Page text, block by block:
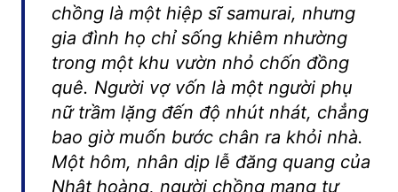
chồng là một hiệp sĩ samurai, nhưng
gia đình họ chỉ sống khiêm nhường
trong một khu vườn nhỏ chốn đồng
quê. Người vợ vốn là một người phụ
nữ trầm lặng đến độ nhút nhát, chẳng
bao giờ muốn bước chân ra khỏi nhà.
Một hôm, nhân dịp lễ đăng quang của
Nhật hoàng, người chồng mang tư